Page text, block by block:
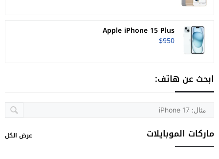
Apple iPhone 15 Plus
$950
ابحث عن هاتف:
ماركات الموبايلات عرض الكل